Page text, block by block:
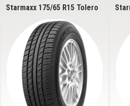
Starmaxx 175/65 R15 Tolero